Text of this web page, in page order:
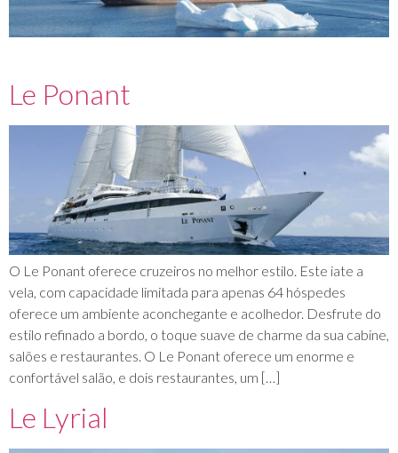
Le Ponant
O Le Ponant oferece cruzeiros no melhor estilo. Este iate a
vela, com capacidade limitada para apenas 64 hóspedes
oferece um ambiente aconchegante e acolhedor. Desfrute do
estilo refinado a bordo, o toque suave de charme da sua cabine,
salões e restaurantes. O Le Ponant oferece um enorme e
confortável salão, e dois restaurantes, um […]
Le Lyrial